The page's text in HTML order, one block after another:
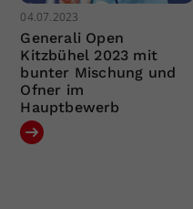
04.07.2023
Generali Open
Kitzbühel 2023 mit
bunter Mischung und
Ofner im
Hauptbewerb